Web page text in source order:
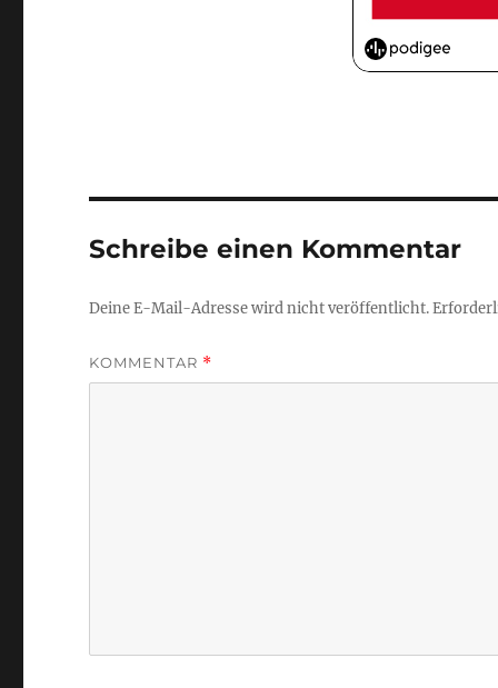
Schreibe einen Kommentar
Deine E-Mail-Adresse wird nicht veröffentlicht.
KOMMENTAR *